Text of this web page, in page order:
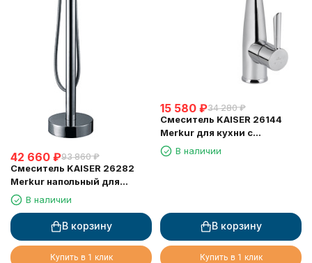
42 660 ₽93 860 ₽
Смеситель KAISER 26282
Merkur напольный для
ванны, Хром
В наличии
В корзину
Купить в 1 клик
15 580 ₽34 280 ₽
Смеситель KAISER 26144
Merkur для кухни с
выдвижной лейкой
В наличии
В корзину
Купить в 1 клик